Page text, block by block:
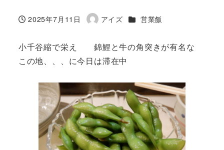
投稿日
2025年7月11日
著
アイズ カテゴリー
営業飯
小千谷縮で栄え 錦鯉と牛の角突きが有名な
この地、、、に今日は滞在中